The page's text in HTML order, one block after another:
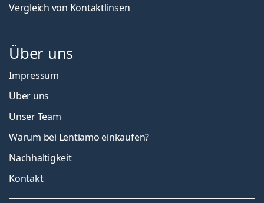
Vergleich von Kontaktlinsen
Über uns
Impressum
Über uns
Unser Team
Warum bei Lentiamo einkaufen?
Nachhaltigkeit
Kontakt